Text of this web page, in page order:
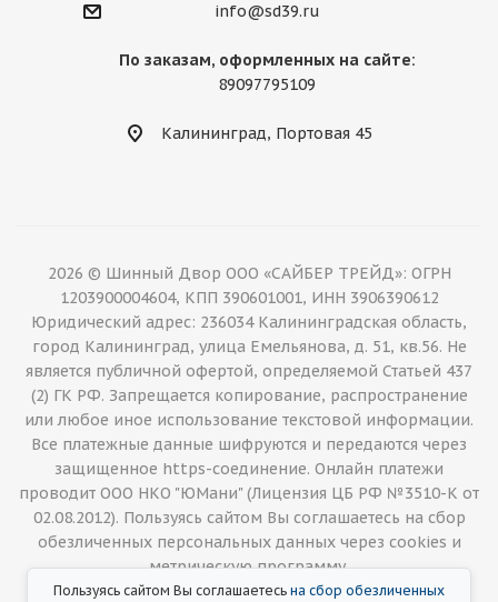
info@sd39.ru
По заказам, оформленных на сайте:
89097795109
Калининград, Портовая 45
2026 © Шинный Двор ООО «САЙБЕР ТРЕЙД»: ОГРН
1203900004604, КПП 390601001, ИНН 3906390612
Юридический адрес: 236034 Калининградская область,
город Калининград, улица Емельянова, д. 51, кв.56. Не
является публичной офертой, определяемой Статьей 437
(2) ГК РФ. Запрещается копирование, распространение
или любое иное использование текстовой информации.
Все платежные данные шифруются и передаются через
защищенное https-соединение. Онлайн платежи
проводит ООО НКО "ЮМани" (Лицензия ЦБ РФ №3510-К от
02.08.2012). Пользуясь сайтом Вы соглашаетесь на сбор
обезличенных персональных данных через cookies и
метрическую программу.
Пользуясь сайтом Вы соглашаетесь на сбор обезличенных